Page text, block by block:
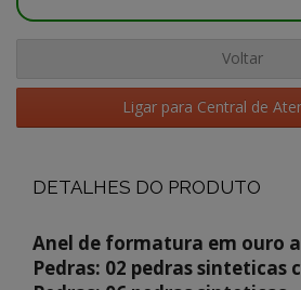
Voltar
Ligar para Central de
DETALHES DO PRODUTO
Anel de formatura em ouro
Pedras: 02 pedras sinteticas